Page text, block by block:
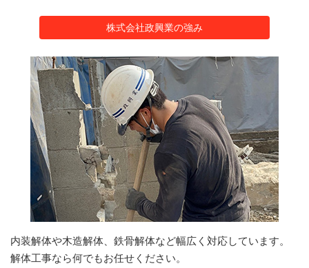
株式会社政興業の強み
内装解体や木造解体、鉄骨解体など幅広く対応しています。
解体工事なら何でもお任せください。